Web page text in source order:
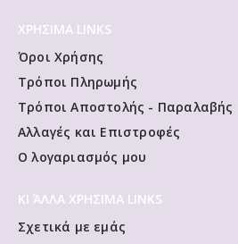
ΧΡΗΣΙΜΑ LINKS
Όροι Χρήσης
Τρόποι Πληρωμής
Τρόποι Αποστολής - Παραλαβής
Αλλαγές και Επιστροφές
Ο λογαριασμός μου
ΚΙ ΆΛΛΑ ΧΡΗΣΙΜΑ LINKS
Σχετικά με εμάς